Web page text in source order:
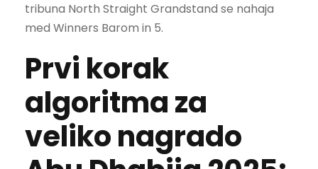
tribuna North Straight Grandstand se nahaja
med Winners Barom in 5.
Prvi korak
algoritma za
veliko nagrado